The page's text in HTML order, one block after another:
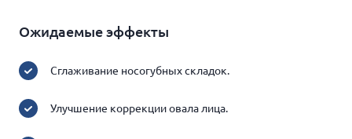
Ожидаемые эффекты
Сглаживание носогубных складок.
Улучшение коррекции овала лица.